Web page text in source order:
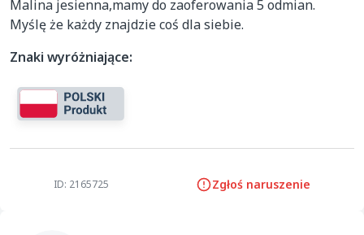
Malina jesienna,mamy do zaoferowania 5 odmian.
Myślę że każdy znajdzie coś dla siebie.
Znaki wyróżniające:
ID: 2165725 Zgłoś naruszenie